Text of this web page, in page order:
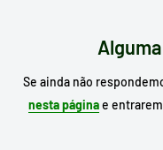
Se ainda não
nesta páginae